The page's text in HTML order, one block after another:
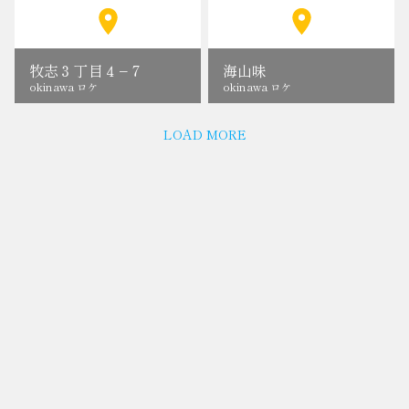
牧志３丁目４−７
okinawa ロケ
海山味
okinawa ロケ
LOAD MORE